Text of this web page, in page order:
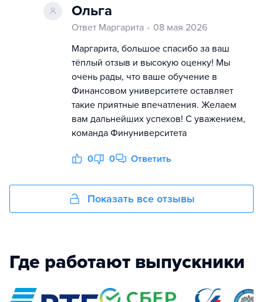
Ольга
Ответ Маргарита
08 мая 2026
Маргарита, большое спасибо за ваш
тёплый отзыв и высокую оценку! Мы
очень рады, что ваше обучение в
Финансовом университете оставляет
такие приятные впечатления. Желаем
вам дальнейших успехов! С уважением,
команда Финуниверситета
0 0 Ответить
Показать все отзывы
Где работают выпускники